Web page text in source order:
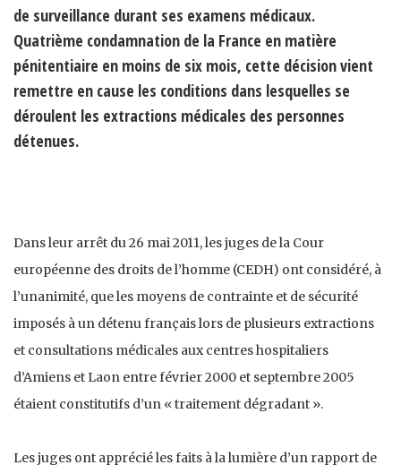
de surveillance durant ses examens médicaux.
Quatrième condamnation de la France en matière
pénitentiaire en moins de six mois, cette décision vient
remettre en cause les conditions dans lesquelles se
déroulent les extractions médicales des personnes
détenues.
Dans leur arrêt du 26 mai 2011, les juges de la Cour
européenne des droits de l’homme (CEDH) ont considéré, à
l’unanimité, que les moyens de contrainte et de sécurité
imposés à un détenu français lors de plusieurs extractions
et consultations médicales aux centres hospitaliers
d’Amiens et Laon entre février 2000 et septembre 2005
étaient constitutifs d’un « traitement dégradant ».
Les juges ont apprécié les faits à la lumière d’un rapport de